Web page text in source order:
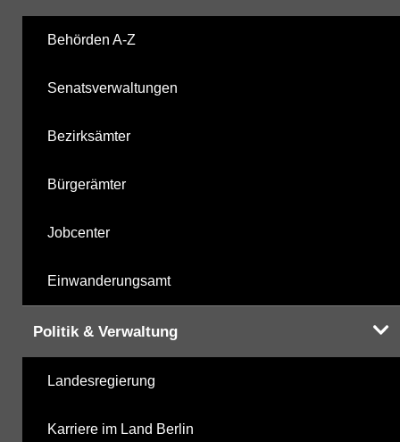
Behörden A-Z
Senatsverwaltungen
Bezirksämter
Bürgerämter
Jobcenter
Einwanderungsamt
Politik & Verwaltung
Landesregierung
Karriere im Land Berlin